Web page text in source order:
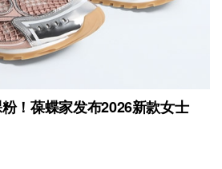
！葆蝶家发布2026新款女士